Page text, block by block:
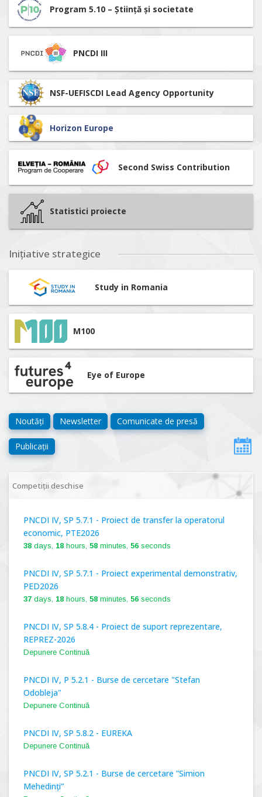
Program 5.10 – Știință și societate
PNCDI III
NSF-UEFISCDI Lead Agency Opportunity
Horizon Europe
Second Swiss Contribution
Statistici proiecte
Inițiative strategice
Study in Romania
M100
Eye of Europe
Noutăți Newsletter Comunicate de presă
Publicații
Competiții deschise
PNCDI IV, SP 5.7.1 - Proiect de transfer la operatorul
economic, PTE2026
38 days, 18 hours, 58 minutes, 55 seconds
PNCDI IV, SP 5.7.1 - Proiect experimental demonstrativ,
PED2026
37 days, 18 hours, 58 minutes, 55 seconds
PNCDI IV, SP 5.8.4 - Proiect de suport reprezentare,
REPREZ-2026
Depunere Continuă
PNCDI IV, P 5.2.1 - Burse de cercetare "Stefan
Odobleja"
Depunere Continuă
PNCDI IV, SP 5.8.2 - EUREKA
Depunere Continuă
PNCDI IV, SP 5.2.1 - Burse de cercetare ”Simion
Mehedinți”